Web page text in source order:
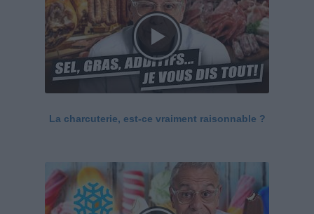
La charcuterie, est-ce vraiment raisonnable ?